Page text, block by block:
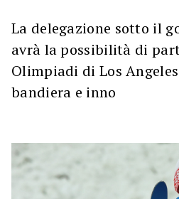
La delegazione sotto il
avrà la possibilità di
Olimpiadi di Los
bandiera e inno